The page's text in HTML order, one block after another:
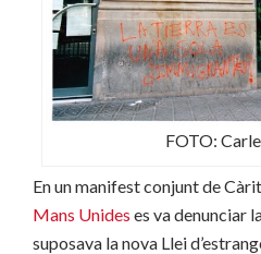
FOTO:
En un manifest conjunt de
Mans Unides es va denunciar
suposava la nova Llei